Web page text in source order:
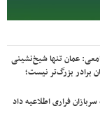
عمان تنها شیخ‌نشینی
برادر بزرگ‌تر نیست؛
فراری اطلاعیه داد